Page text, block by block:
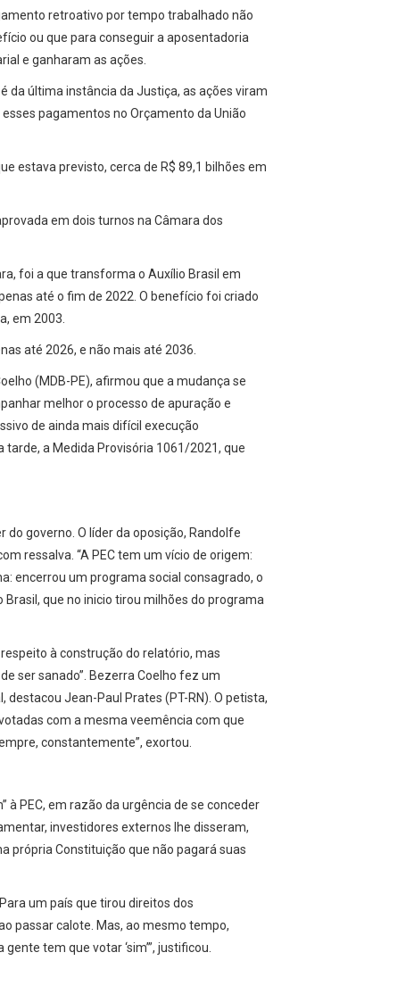
retroativo por tempo trabalhado não
ou que para conseguir a aposentadoria
e ganharam as ações.
da última instância da Justiça, as ações viram
pagamentos no Orçamento da União
estava previsto, cerca de R$ 89,1 bilhões em
em dois turnos na Câmara dos
foi a que transforma o Auxílio Brasil em
até o fim de 2022. O benefício foi criado
em 2003.
até 2026, e não mais até 2036.
(MDB-PE), afirmou que a mudança se
melhor o processo de apuração e
de ainda mais difícil execução
tarde, a Medida Provisória 1061/2021, que
governo. O líder da oposição, Randolfe
ressalva. “A PEC tem um vício de origem:
encerrou um programa social consagrado, o
que no inicio tirou milhões do programa
à construção do relatório, mas
ser sanado”. Bezerra Coelho fez um
Jean-Paul Prates (PT-RN). O petista,
com a mesma veemência com que
constantemente”, exortou.
à PEC, em razão da urgência de se conceder
investidores externos lhe disseram,
própria Constituição que não pagará suas
um país que tirou direitos dos
passar calote. Mas, ao mesmo tempo,
tem que votar ‘sim’”, justificou.